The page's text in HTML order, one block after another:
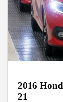
2016
21